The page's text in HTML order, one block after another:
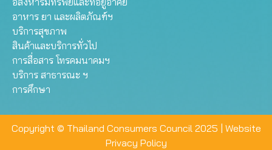
อาหาร ยา และผลิตภัณฑ์ฯ
บริการสุขภาพ
สินค้าและบริการทั่วไป
การสื่อสาร โทรคมนาคมฯ
บริการ สาธารณะ ฯ
การศึกษา
Copyright © Thailand Consumers Council 2025 | Website
Privacy Policy